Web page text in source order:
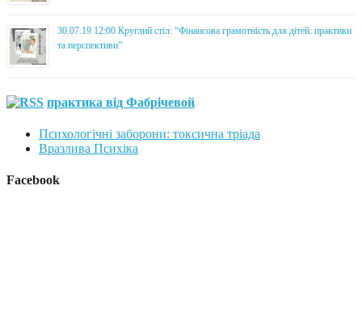
30.07.19 12:00 Круглий стіл: “Фінансова грамотність для дітей: практики
та перспективи”
практика від Фабрічевой
Психологічні заборони: токсична тріада
Вразлива Психіка
Facebook